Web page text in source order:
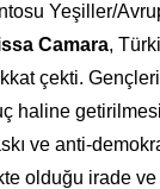
Yeşiller/
Camara,
çekti.
haline
ve anti-
olduğu irade ve